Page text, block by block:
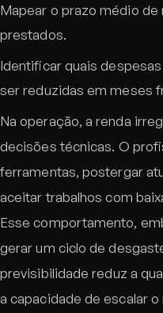
Mapear o prazo médio
prestados.
Identificar quais
ser reduzidas em meses
Na operação, a renda
decisões técnicas. O
ferramentas, postergar
aceitar trabalhos com
Esse comportamento,
gerar um ciclo de
previsibilidade reduz a
a capacidade de escalar